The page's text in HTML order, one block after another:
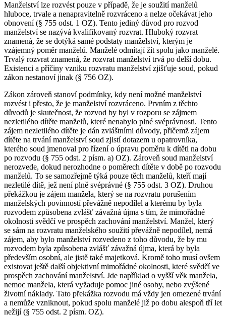
Manželství lze rozvést pouze v případě, že je soužití manželů
hluboce, trvale a nenapravitelně rozvráceno a nelze očekávat jeho
obnovení (§ 755 odst. 1 OZ). Tento jediný důvod pro rozvod
manželství se nazývá kvalifikovaný rozvrat. Hluboký rozvrat
znamená, že se dotýká samé podstaty manželství, kterým je
vzájemný poměr manželů. Manželé odmítají žít spolu jako manželé.
Trvalý rozvrat znamená, že rozvrat manželství trvá po delší dobu.
Existenci a příčiny vzniku rozvratu manželství zjišťuje soud, pokud
zákon nestanoví jinak (§ 756 OZ).
Zákon zároveň stanoví podmínky, kdy není možné manželství
rozvést i přesto, že je manželství rozvráceno. Prvním z těchto
důvodů je skutečnost, že rozvod by byl v rozporu se zájmem
nezletilého dítěte manželů, které nenabylo plné svéprávnosti. Tento
zájem nezletilého dítěte je dán zvláštními důvody, přičemž zájem
dítěte na trvání manželství soud zjistí dotazem u opatrovníka,
kterého soud jmenoval pro řízení o úpravu poměru k dítěti na dobu
po rozvodu (§ 755 odst. 2 písm. a) OZ). Zároveň soud manželství
nerozvede, dokud nerozhodne o poměrech dítěte v době po rozvodu
manželů. To se samozřejmě týká pouze těch manželů, kteří mají
nezletilé dítě, jež není plně svéprávné (§ 755 odst. 3 OZ). Druhou
překážkou je zájem manžela, který se na rozvratu porušením
manželských povinností převážně nepodílel a kterému by byla
rozvodem způsobena zvlášť závažná újma s tím, že mimořádné
okolnosti svědčí ve prospěch zachování manželství. Manžel, který
se sám na rozvratu manželského soužití převážně nepodílel, nemá
zájem, aby bylo manželství rozvedeno z toho důvodu, že by mu
rozvodem byla způsobena zvlášť závažná újma, která by byla
především osobní, ale jistě také majetková. Kromě toho musí ovšem
existovat ještě další objektivní mimořádné okolnosti, které svědčí ve
prospěch zachování manželství. Jde například o vyšší věk manžela,
nemoc manžela, která vyžaduje pomoc jiné osoby, nebo zvýšené
životní náklady. Tato překážka rozvodu má vždy jen omezené trvání
a nemůže vzniknout, pokud spolu manželé již po dobu alespoň tří let
nežijí (§ 755 odst. 2 písm. OZ).